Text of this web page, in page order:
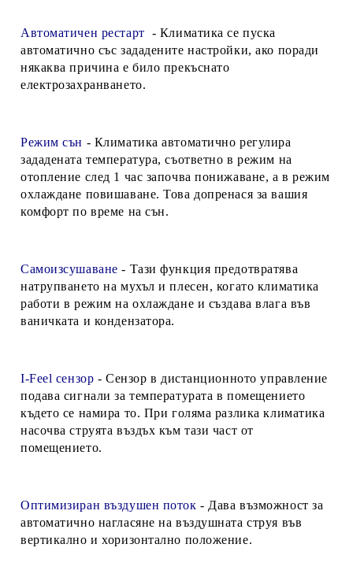
Автоматичен рестарт - Климатика се пуска
автоматично със зададените настройки, ако поради
някаква причина е било прекъснато
електрозахранването.
Режим сън - Климатика автоматично регулира
зададената температура, съответно в режим на
отопление след 1 час започва понижаване, а в режим
охлаждане повишаване. Това допренася за вашия
комфорт по време на сън.
Самоизсушаване - Тази функция предотвратява
натрупването на мухъл и плесен, когато климатика
работи в режим на охлаждане и създава влага във
ваничката и кондензатора.
I-Feel сензор - Сензор в дистанционното управление
подава сигнали за температурата в помещението
където се намира то. При голяма разлика климатика
насочва струята въздъх към тази част от
помещението.
Оптимизиран въздушен поток - Дава възможност за
автоматично нагласяне на въздушната струя във
вертикално и хоризонтално положение.